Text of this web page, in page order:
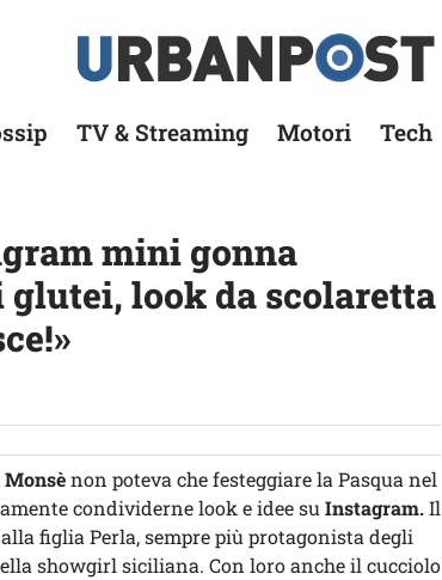
TV & Streaming Motori Tech
mini gonna
look da scolaretta
non poteva che festeggiare la Pasqua nel
condividerne look e idee su Instagram.Il
figlia Perla, sempre più protagonista degli
showgirl siciliana. Con loro anche il cucciolo